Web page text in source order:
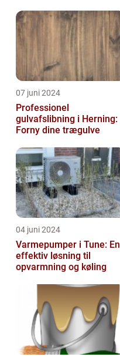
07 juni 2024
Professionel
gulvafslibning i Herning:
Forny dine trægulve
04 juni 2024
Varmepumper i Tune: En
effektiv løsning til
opvarmning og køling